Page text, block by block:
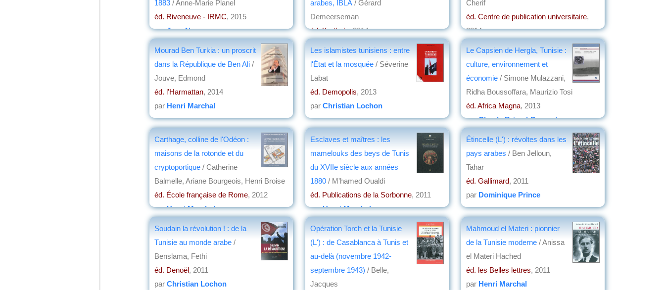
1883 / Anne-Marie Planel
éd. Riveneuve - IRMC, 2015
parJean Nemo
arabes, IBLA / Gérard
Demeerseman
éd. Karthala, 2014
Cherif
éd. Centre de publication universitaire,
2014
Mourad Ben Turkia : un proscrit
dans la République de Ben Ali /
Jouve, Edmond
éd. l'Harmattan, 2014
par Henri Marchal
Les islamistes tunisiens : entre
l'État et la mosquée / Séverine
Labat
éd. Demopolis, 2013
par Christian Lochon
Le Capsien de Hergla, Tunisie :
culture, environnement et
économie / Simone Mulazzani,
Ridha Boussoffara, Maurizio Tosi
éd. Africa Magna, 2013
parClaude Briand-Ponsart
Carthage, colline de l'Odéon :
maisons de la rotonde et du
cryptoportique / Catherine
Balmelle, Ariane Bourgeois, Henri Broise
éd. École française de Rome, 2012
parHenri Marchal
Esclaves et maîtres : les
mamelouks des beys de Tunis
du XVIIe siècle aux années
1880 / M'hamed Oualdi
éd. Publications de la Sorbonne, 2011
parHenri Marchal
Étincelle (L') : révoltes dans les
pays arabes / Ben Jelloun,
Tahar
éd. Gallimard, 2011
par Dominique Prince
Soudain la révolution ! : de la
Tunisie au monde arabe /
Benslama, Fethi
éd. Denoël, 2011
par Christian Lochon
Opération Torch et la Tunisie
(L') : de Casablanca à Tunis et
au-delà (novembre 1942-
septembre 1943) / Belle,
Jacques
Mahmoud el Materi : pionnier
de la Tunisie moderne / Anissa
el Materi Hached
éd. les Belles lettres, 2011
par Henri Marchal